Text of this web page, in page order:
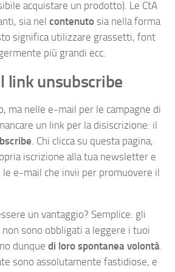
acquistare un prodotto). Le CtA
sia nel contenuto sia nella forma
significa utilizzare grassetti, font
più grandi ecc.
link unsubscribe
ma nelle e-mail per le campagne di
un link per la disiscrizione: il
. Chi clicca su questa pagina,
iscrizione alla tua newsletter e
e-mail che invii per promuovere il
un vantaggio? Semplice: gli
sono obbligati a leggere i tuoi
dunque di loro spontanea volontà
sono assolutamente fastidiose, e